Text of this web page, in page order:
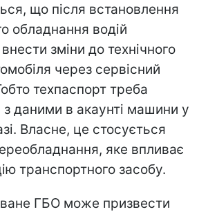
що після встановлення
обладнання водій
зміни до технічного
через сервісний
техпаспорт треба
з даними в акаунті машини у
Власне, це стосується
яке впливає
транспортного засобу.
ГБО може призвести